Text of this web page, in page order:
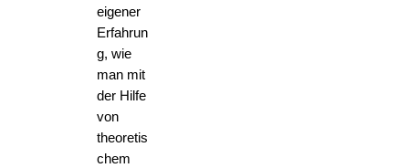
eigener
Erfahrun
g, wie
man mit
der Hilfe
von
theoretis
chem